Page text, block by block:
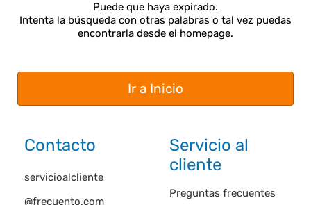
Puede que haya expirado.
Intenta la búsqueda con otras palabras o tal vez puedas
encontrarla desde el homepage.
Ir a Inicio
Contacto
servicioalcliente
@frecuento.com
Servicio al
cliente
Preguntas frecuentes